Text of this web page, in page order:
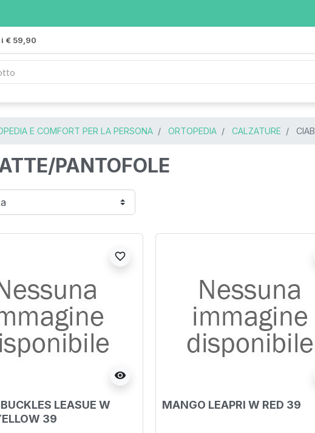
€ 59,90
E COMFORT PER LA PERSONA ORTOPEDIA CALZATURE
PANTOFOLE
visibility
favorite_border
LEASUE W
39
MANGO LEAPRI W RED 39